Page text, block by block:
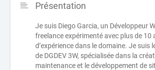
Présentation
Je suis Diego Garcia, un Développeur
freelance expérimenté avec plus de 10
d’expérience dans le domaine. Je suis
de DGDEV 3W, spécialisée dans la
maintenance et le développement de